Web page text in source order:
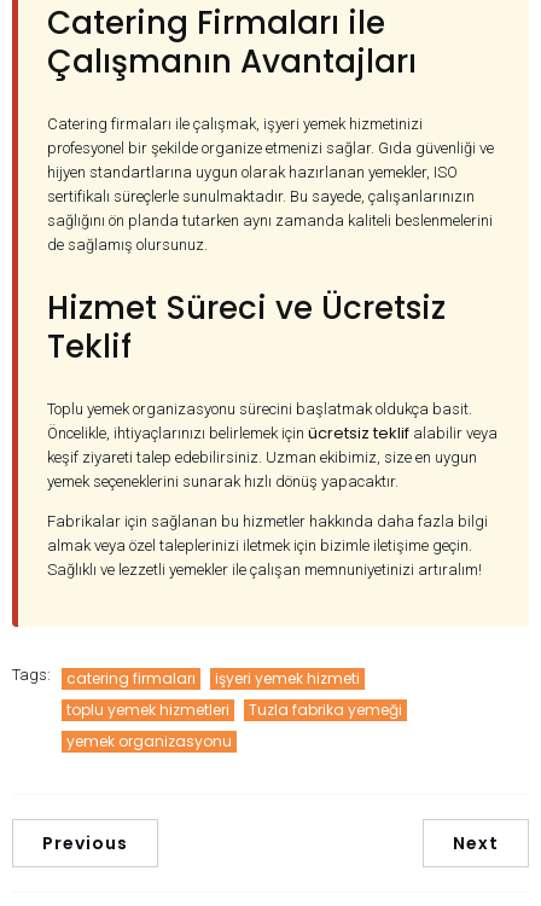
Catering Firmaları ile
Çalışmanın Avantajları
Catering firmaları ile çalışmak, işyeri yemek hizmetinizi
profesyonel bir şekilde organize etmenizi sağlar. Gıda güvenliği ve
hijyen standartlarına uygun olarak hazırlanan yemekler, ISO
sertifikalı süreçlerle sunulmaktadır. Bu sayede, çalışanlarınızın
sağlığını ön planda tutarken aynı zamanda kaliteli beslenmelerini
de sağlamış olursunuz.
Hizmet Süreci ve Ücretsiz
Teklif
Toplu yemek organizasyonu sürecini başlatmak oldukça basit.
Öncelikle, ihtiyaçlarınızı belirlemek için ücretsiz teklif alabilir veya
keşif ziyareti talep edebilirsiniz. Uzman ekibimiz, size en uygun
yemek seçeneklerini sunarak hızlı dönüş yapacaktır.
Fabrikalar için sağlanan bu hizmetler hakkında daha fazla bilgi
almak veya özel taleplerinizi iletmek için bizimle iletişime geçin.
Sağlıklı ve lezzetli yemekler ile çalışan memnuniyetinizi artıralım!
Tags: catering firmaları
işyeri yemek hizmeti
toplu yemek hizmetleri
Tuzla fabrika yemeği
yemek organizasyonu
Previous Next